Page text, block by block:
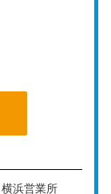
ャルオフィ
記手数料、
い料金設定な
る人でも安心
ジが完備され
浜営業所